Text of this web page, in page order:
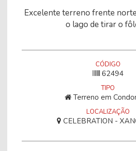
Excelente terreno frente
o lago de tirar o
CÓDIGO
62494
TIPO
Terreno em
LOCALIZAÇÃO
CELEBRATION -